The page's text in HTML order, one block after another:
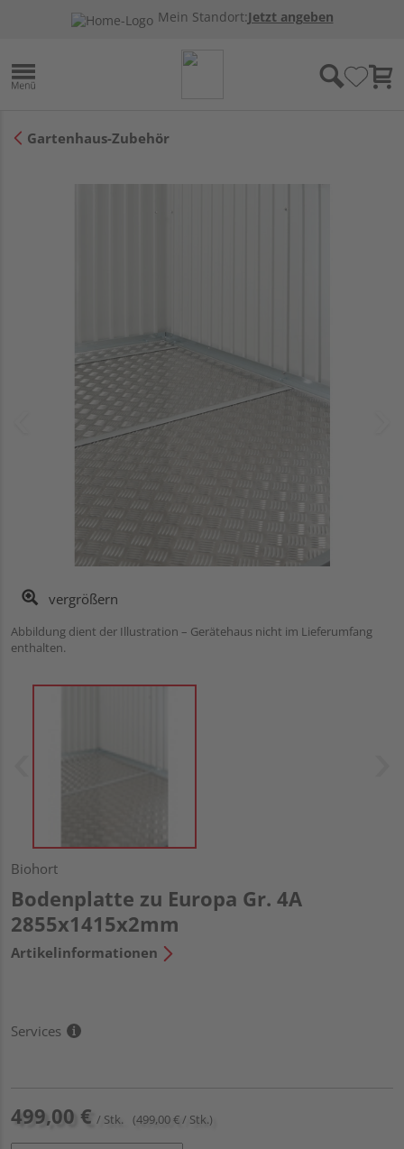
Mein Standort:Jetzt angeben
Gartenhaus-Zubehör
vergrößern
Abbildung dient der Illustration – Gerätehaus nicht im Lieferumfang
enthalten.
Biohort
Bodenplatte zu Europa Gr. 4A
2855x1415x2mm
Artikelinformationen
Services
499,00 € / Stk. (499,00 € / Stk.)